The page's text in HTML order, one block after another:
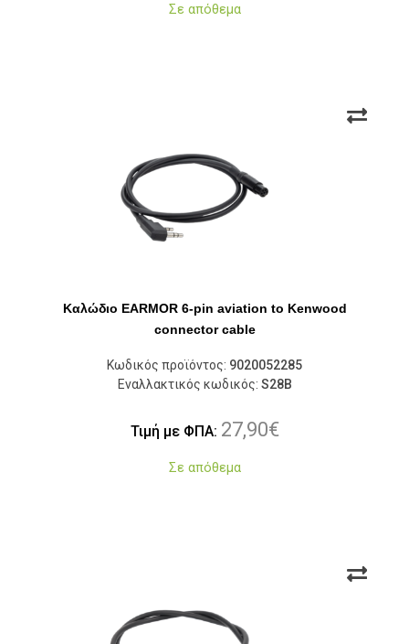
Σε απόθεμα
Καλώδιο EARMOR 6-pin aviation to Kenwood
connector cable
Κωδικός προϊόντος: 9020052285
Εναλλακτικός κωδικός: S28B
Τιμή με ΦΠΑ: 27,90€
Σε απόθεμα